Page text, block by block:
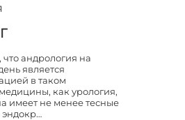
что андрология на
является
в таком
как урология,
имеет не менее тесные
эндокр…